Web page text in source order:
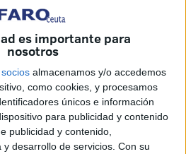
es importante para
nosotros
socios almacenamos y/o accedemos
como cookies, y procesamos
únicos e información
para publicidad y contenido
publicidad y contenido,
y desarrollo de servicios. Con su
se disputó la competición